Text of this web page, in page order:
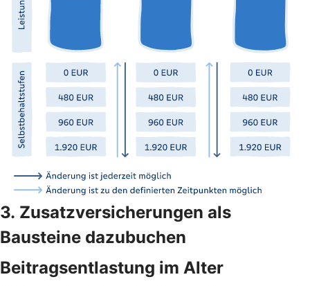
3. Zusatzversicherungen als
Bausteine dazubuchen
Beitragsentlastung im Alter